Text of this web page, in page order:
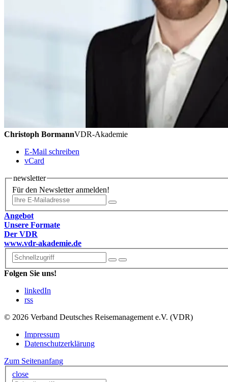
Christoph BormannVDR-Akademie
E-Mail schreiben
vCard
newsletter
Für den Newsletter anmelden!
Angebot
Unsere Formate
Der VDR
www.vdr-akademie.de
Folgen Sie uns!
linkedIn
rss
© 2026 Verband Deutsches Reisemanagement e.V. (VDR)
Impressum
Datenschutzerklärung
Zum Seitenanfang
close